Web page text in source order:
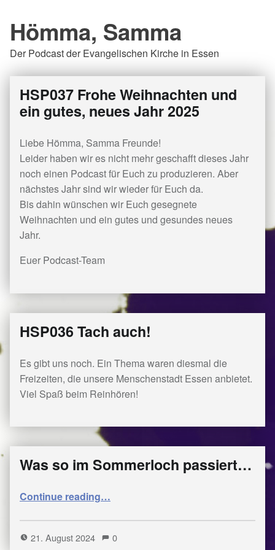
Hömma, Samma
Der Podcast der Evangelischen Kirche in Essen
HSP037 Frohe Weihnachten und
ein gutes, neues Jahr 2025
Liebe Hömma, Samma Freunde!
Leider haben wir es nicht mehr geschafft dieses Jahr
noch einen Podcast für Euch zu produzieren. Aber
nächstes Jahr sind wir wieder für Euch da.
Bis dahin wünschen wir Euch gesegnete
Weihnachten und ein gutes und gesundes neues
Jahr.
Euer Podcast-Team
HSP036 Tach auch!
Es gibt uns noch. Ein Thema waren diesmal die
Freizeiten, die unsere Menschenstadt Essen anbietet.
Viel Spaß beim Reinhören!
Was so im Sommerloch passiert…
Continue reading…
21. August 2024
0